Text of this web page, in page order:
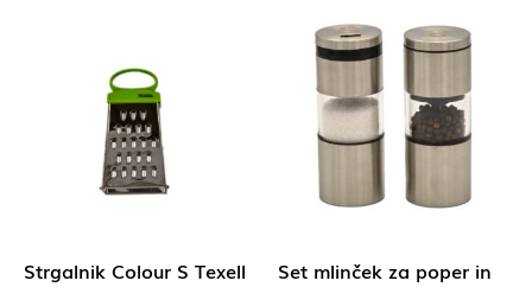
Strgalnik Colour S Texell Set mlinček za poper in